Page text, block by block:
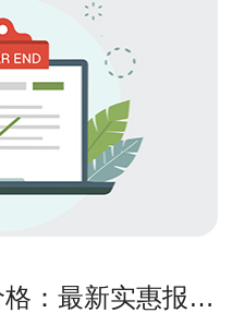
：最新实惠报价